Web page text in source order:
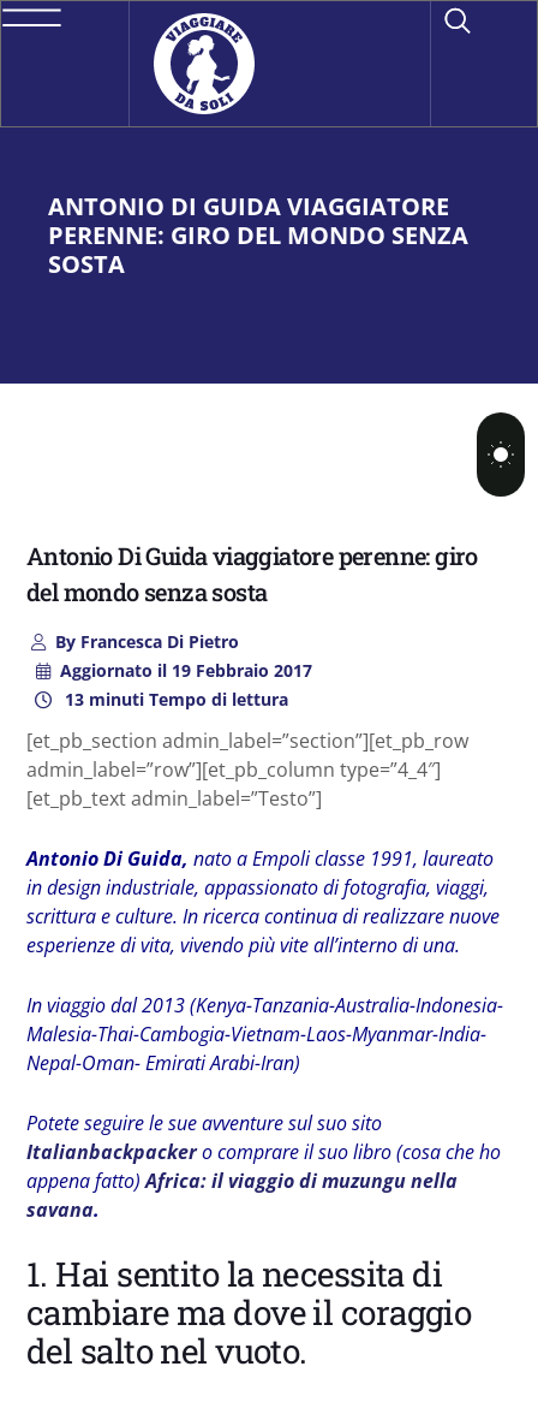
ANTONIO DI GUIDA VIAGGIATORE
PERENNE: GIRO DEL MONDO SENZA
SOSTA
Antonio Di Guida viaggiatore perenne: giro
del mondo senza sosta
ByFrancesca Di Pietro
Aggiornato il19 Febbraio 2017
13 minuti Tempo di lettura
[et_pb_section admin_label=”section”][et_pb_row
admin_label=”row”][et_pb_column type=”4_4″]
[et_pb_text admin_label=”Testo”]
Antonio Di Guida, nato a Empoli classe 1991, laureato
in design industriale, appassionato di fotografia, viaggi,
scrittura e culture. In ricerca continua di realizzare nuove
esperienze di vita, vivendo più vite all’interno di una.
In viaggio dal 2013 (Kenya-Tanzania-Australia-Indonesia-
Malesia-Thai-Cambogia-Vietnam-Laos-Myanmar-India-
Nepal-Oman- Emirati Arabi-Iran)
Potete seguire le sue avventure sul suo sito
Italianbackpackero comprare il suo libro (cosa che ho
appena fatto)Africa: il viaggio di muzungu nella
savana.
1. Hai sentito la necessita di
cambiare ma dove il coraggio
del salto nel vuoto.